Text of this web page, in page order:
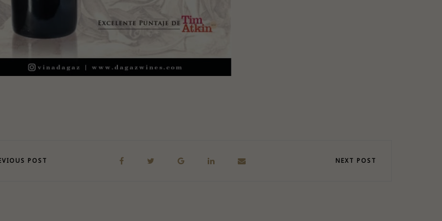
POST NEXT POST